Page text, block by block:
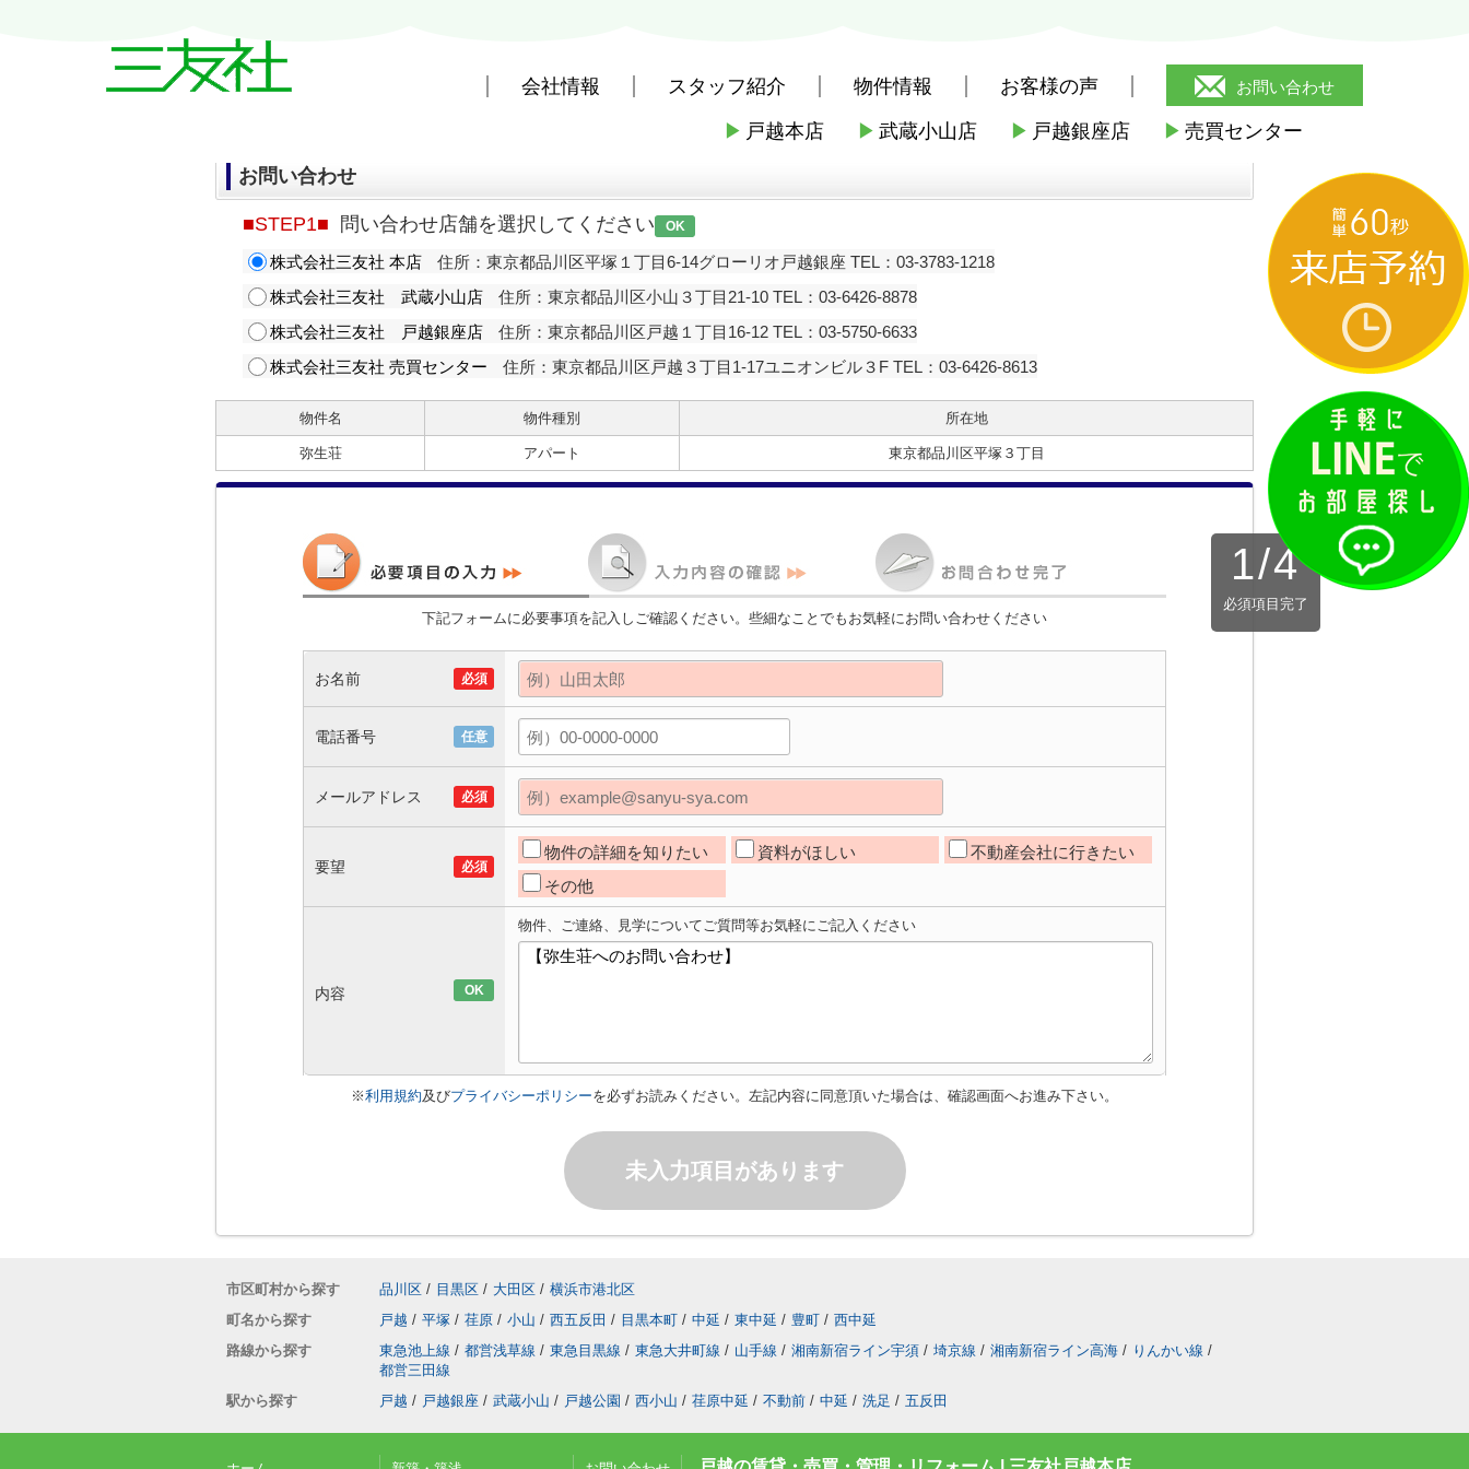
会社情報 スタッフ紹介 物件情報 お客様の声 お問い合わせ
▶ 戸越本店 ▶ 武蔵小山店 ▶ 戸越銀座店 ▶ 売買センター
お問い合わせ
■STEP1■ 問い合わせ店舗を選択してください OK
株式会社三友社 本店
住所：東京都品川区平塚１丁目6-14グローリオ戸越銀座 TEL：03-3783-1218
株式会社三友社 武蔵小山店
住所：東京都品川区小山３丁目21-10 TEL：03-6426-8878
株式会社三友社 戸越銀座店
住所：東京都品川区戸越１丁目16-12 TEL：03-5750-6633
株式会社三友社 売買センター
住所：東京都品川区戸越３丁目1-17ユニオンビル３F TEL：03-6426-8613
物件名 物件種別 所在地
弥生荘 アパート 東京都品川区平塚３丁目
1/4
必須項目完了
下記フォームに必要事項を記入しご確認ください。些細なことでもお気軽にお問い合わせください
お名前 必須
電話番号 任意
メールアドレス 必須
要望 必須
物件の詳細を知りたい 資料がほしい
不動産会社に行きたい
その他
内容 OK
物件、ご連絡、見学についてご質問等お気軽にご記入ください
※利用規約及びプライバシーポリシーを必ずお読みください。左記内容に同意頂いた場合は、確認画面へお進み下さい。
未入力項目があります
市区町村から探す 品川区 / 目黒区 / 大田区 / 横浜市港北区
町名から探す
戸越 / 平塚 / 荏原 / 小山 / 西五反田 / 目黒本町 / 中延 / 東中延 / 豊町 / 西中延
路線から探す
東急池上線 / 都営浅草線 / 東急目黒線 / 東急大井町線 / 山手線 / 湘南新宿ライン宇須 / 埼京線 / 湘南新宿ライン高海 / りんかい線 /
都営三田線
駅から探す
戸越 / 戸越銀座 / 武蔵小山 / 戸越公園 / 西小山 / 荏原中延 / 不動前 / 中延 / 洗足 / 五反田